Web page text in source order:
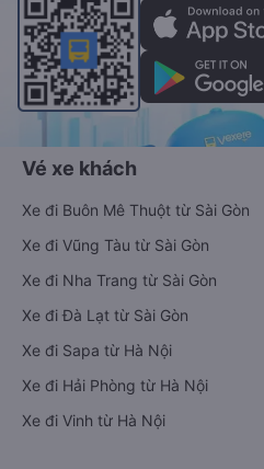
Vé xe khách
Xe đi Buôn Mê Thuột từ Sài Gòn
Xe đi Vũng Tàu từ Sài Gòn
Xe đi Nha Trang từ Sài Gòn
Xe đi Đà Lạt từ Sài Gòn
Xe đi Sapa từ Hà Nội
Xe đi Hải Phòng từ Hà Nội
Xe đi Vinh từ Hà Nội